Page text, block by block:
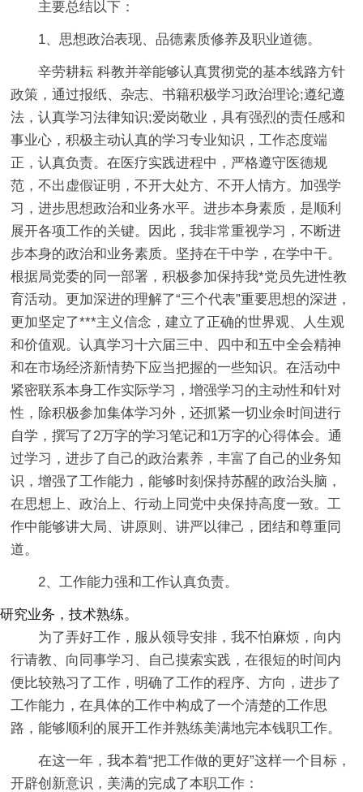
主要总结以下：
1、思想政治表现、品德素质修养及职业道德。
辛劳耕耘 科教并举能够认真贯彻党的基本线路方针
政策，通过报纸、杂志、书籍积极学习政治理论;遵纪遵
法，认真学习法律知识;爱岗敬业，具有强烈的责任感和
事业心，积极主动认真的学习专业知识，工作态度端
正，认真负责。在医疗实践进程中，严格遵守医德规
范，不出虚假证明，不开大处方、不开人情方。加强学
习，进步思想政治和业务水平。进步本身素质，是顺利
展开各项工作的关键。因此，我非常重视学习，不断进
步本身的政治和业务素质。坚持在干中学，在学中干。
根据局党委的同一部署，积极参加保持我*党员先进性教
育活动。更加深进的理解了“三个代表”重要思想的深进，
更加坚定了***主义信念，建立了正确的世界观、人生观
和价值观。认真学习十六届三中、四中和五中全会精神
和在市场经济新情势下应当把握的一些知识。在活动中
紧密联系本身工作实际学习，增强学习的主动性和针对
性，除积极参加集体学习外，还抓紧一切业余时间进行
自学，撰写了2万字的学习笔记和1万字的心得体会。通
过学习，进步了自己的政治素养，丰富了自己的业务知
识，增强了工作能力，能够时刻保持苏醒的政治头脑，
在思想上、政治上、行动上同党中央保持高度一致。工
作中能够讲大局、讲原则、讲严以律己，团结和尊重同
道。
2、工作能力强和工作认真负责。
研究业务，技术熟练。
为了弄好工作，服从领导安排，我不怕麻烦，向内
行请教、向同事学习、自己摸索实践，在很短的时间内
便比较熟习了工作，明确了工作的程序、方向，进步了
工作能力，在具体的工作中构成了一个清楚的工作思
路，能够顺利的展开工作并熟练美满地完本钱职工作。
在这一年，我本着“把工作做的更好”这样一个目标，
开辟创新意识，美满的完成了本职工作：